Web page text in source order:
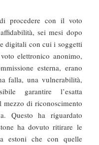
procedere con il voto
sei mesi dopo
digitali con cui i soggetti
elettronico anonimo,
esterna, erano
falla, una vulnerabilità,
garantire l’esatta
mezzo di riconoscimento
Questo ha riguardato
ha dovuto ritirare le
estoni che con quelle